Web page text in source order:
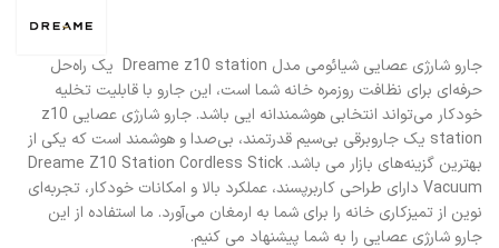
جارو شارژی عصایی شیائومی مدل Dreame z10 station یک راه‌حل
حرفه‌ای برای نظافت روزمره خانه شما است، این جارو با قابلیت تخلیه
خودکار می‌تواند انتخابی هوشمندانه ایی باشد. جارو شارژی عصایی z10
station یک جاروبرقی بی‌سیم قدرتمند، بی‌صدا و هوشمند است که یکی از
بهترین گزینه‌های بازار می باشد. Dreame Z10 Station Cordless Stick
Vacuum دارای طراحی کاربرپسند، عملکرد بالا و امکانات خودکار، تجربه‌ای
نوین از تمیزکاری خانه را برای شما به ارمغان می‌آورد. ما استفاده از این
جارو شارژی عصایی را به شما پیشنهاد می کنیم.